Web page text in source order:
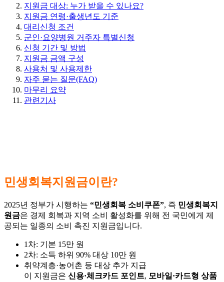
지원금 대상: 누가 받을 수 있나요?
지원금 연령·출생년도 기준
대리신청 조건
군인·요양병원 거주자 특별신청
신청 기간 및 방법
지원금 금액 구성
사용처 및 사용제한
자주 묻는 질문(FAQ)
마무리 요약
관련기사
민생회복지원금이란?
2025년 정부가 시행하는 “민생회복 소비쿠폰”, 즉 민생회복지
원금은 경제 회복과 지역 소비 활성화를 위해 전 국민에게 제
공되는 일종의 소비 촉진 지원금입니다.
1차: 기본 15만 원
2차: 소득 하위 90% 대상 10만 원
취약계층·농어촌 등 대상 추가 지급
이 지원금은 신용·체크카드 포인트, 모바일·카드형 상품